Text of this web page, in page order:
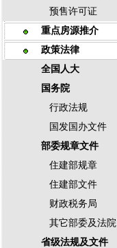
预售许可证
重点房源推介
政策法律
全国人大
国务院
行政法规
国发国办文件
部委规章文件
住建部规章
住建部文件
财政税务局
其它部委及法院
省级法规及文件